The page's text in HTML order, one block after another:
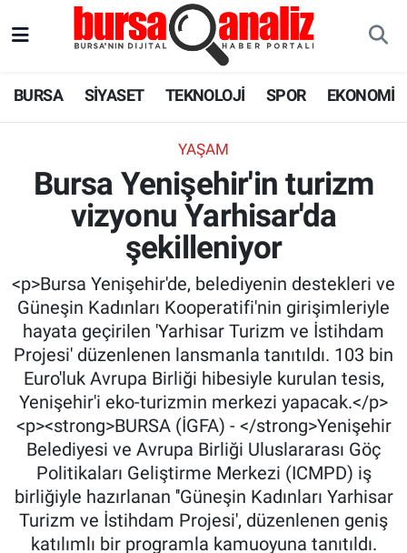
BURSA SİYASET TEKNOLOJİ SPOR EKONOMİ
YAŞAM
Bursa Yenişehir'in turizm
vizyonu Yarhisar'da
şekilleniyor
<p>Bursa Yenişehir'de, belediyenin destekleri ve
Güneşin Kadınları Kooperatifi'nin girişimleriyle
hayata geçirilen 'Yarhisar Turizm ve İstihdam
Projesi' düzenlenen lansmanla tanıtıldı. 103 bin
Euro'luk Avrupa Birliği hibesiyle kurulan tesis,
Yenişehir'i eko-turizmin merkezi yapacak.</p>
<p><strong>BURSA (İGFA) - </strong>Yenişehir
Belediyesi ve Avrupa Birliği Uluslararası Göç
Politikaları Geliştirme Merkezi (ICMPD) iş
birliğiyle hazırlanan ''Güneşin Kadınları Yarhisar
Turizm ve İstihdam Projesi', düzenlenen geniş
katılımlı bir programla kamuoyuna tanıtıldı.
SPOR
SAĞLIK
ASTROLOJİ
BLOG
Süper Lig Puan Durumu ve Fikstür
Tüm Manşetler
Son Dakika Haberleri
Haber Arşivi